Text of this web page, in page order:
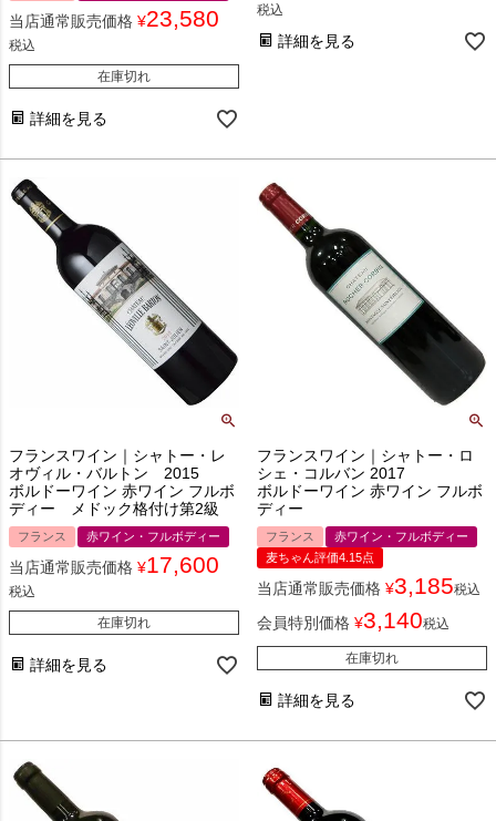
当店通常販売価格 ¥23,580
税込
在庫切れ
詳細を見る
税込
詳細を見る
フランスワイン｜シャトー・レ
オヴィル・バルトン 2015
ボルドーワイン 赤ワイン フルボ
ディー メドック格付け第2級
フランス 赤ワイン・フルボディー
当店通常販売価格 ¥17,600
税込
在庫切れ
詳細を見る
フランスワイン｜シャトー・ロ
シェ・コルバン 2017
ボルドーワイン 赤ワイン フルボ
ディー
フランス
赤ワイン・フルボディー
麦ちゃん評価4.15点
当店通常販売価格 ¥3,185税込
会員特別価格 ¥3,140税込
在庫切れ
詳細を見る